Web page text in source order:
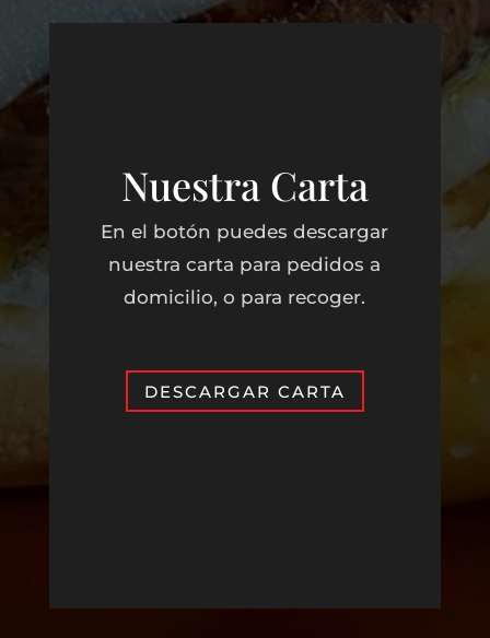
Nuestra Carta
En el botón puedes descargar
nuestra carta para pedidos a
domicilio, o para recoger.
DESCARGAR CARTA